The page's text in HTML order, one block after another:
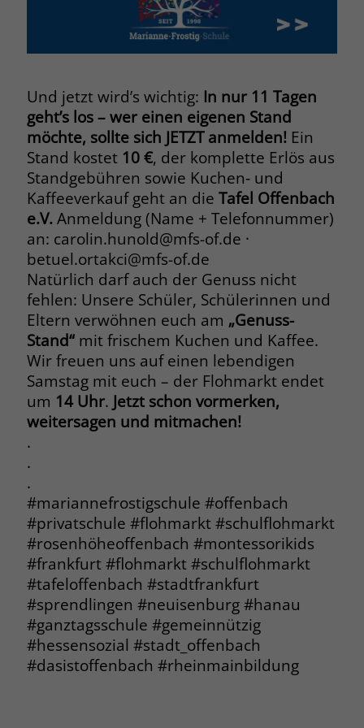
Und jetzt wird’s wichtig: In nur 11 Tagen
geht’s los – wer einen eigenen Stand
möchte, sollte sich JETZT anmelden!Ein
Stand kostet 10 €, der komplette Erlös aus
Standgebühren sowie Kuchen‑ und
Kaffeeverkauf geht an die Tafel Offenbach
e.V.Anmeldung (Name + Telefonnummer)
an: carolin.hunold@mfs-of.de ·
betuel.ortakci@mfs-of.de
Natürlich darf auch der Genuss nicht
fehlen: Unsere Schüler, Schülerinnen und
Eltern verwöhnen euch am „Genuss-
Stand“mit frischem Kuchen und Kaffee.
Wir freuen uns auf einen lebendigen
Samstag mit euch – der Flohmarkt endet
um 14 Uhr. Jetzt schon vormerken,
weitersagen und mitmachen!
.
.
.
#mariannefrostigschule #offenbach
#privatschule #flohmarkt #schulflohmarkt
#rosenhöheoffenbach #montessorikids
#frankfurt #flohmarkt #schulflohmarkt
#tafeloffenbach #stadtfrankfurt
#sprendlingen #neuisenburg #hanau
#ganztagsschule #gemeinnützig
#hessensozial #stadt_offenbach
#dasistoffenbach #rheinmainbildung
PHPSESSID
Laufzeit Session
Zweck
Behält die Zustände des Benutzers bei
allen Seitenanfragen bei.
Name cookie_optin
Anbieter www.marianne-frostig-schule.de
Laufzeit 1 Monat
Zweck
Behält die Zustimmung des Benutzers
zum Cookie Opt-In
Name __cf_bm
Anbieter .fonts.net
Zweck
This cookie, set by Cloudflare, is used to
support Cloudflare Bot Management.
Name JSessionID
Anbieter jobs.stiftung-liebenau.de
Laufzeit Session
Behält die Zustände des Benutzers bei